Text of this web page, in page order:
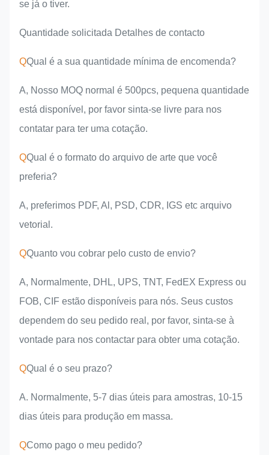
se já o tiver.
Quantidade solicitada Detalhes de contacto
QQual é a sua quantidade mínima de encomenda?
A, Nosso MOQ normal é 500pcs, pequena quantidade
está disponível, por favor sinta-se livre para nos
contatar para ter uma cotação.
QQual é o formato do arquivo de arte que você
preferia?
A, preferimos PDF, Al, PSD, CDR, IGS etc arquivo
vetorial.
QQuanto vou cobrar pelo custo de envio?
A, Normalmente, DHL, UPS, TNT, FedEX Express ou
FOB, CIF estão disponíveis para nós. Seus custos
dependem do seu pedido real, por favor, sinta-se à
vontade para nos contactar para obter uma cotação.
QQual é o seu prazo?
A. Normalmente, 5-7 dias úteis para amostras, 10-15
dias úteis para produção em massa.
QComo pago o meu pedido?